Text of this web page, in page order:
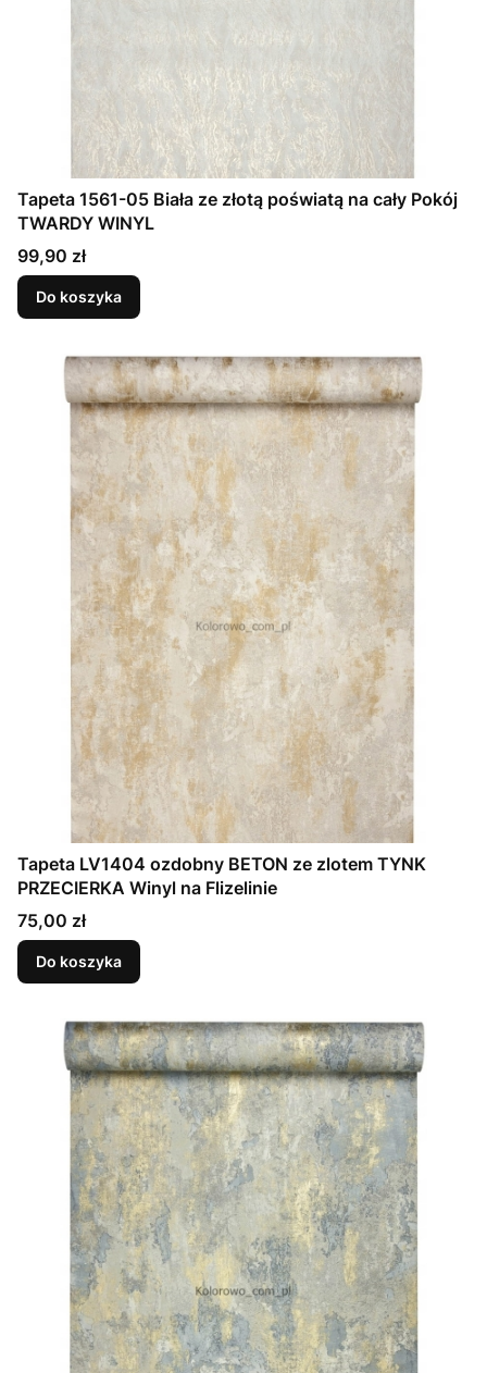
Tapeta 1561-05 Biała ze złotą poświatą na cały Pokój
TWARDY WINYL
Cena
99,90 zł
Do koszyka
Tapeta LV1404 ozdobny BETON ze zlotem TYNK
PRZECIERKA Winyl na Flizelinie
Cena
75,00 zł
Do koszyka